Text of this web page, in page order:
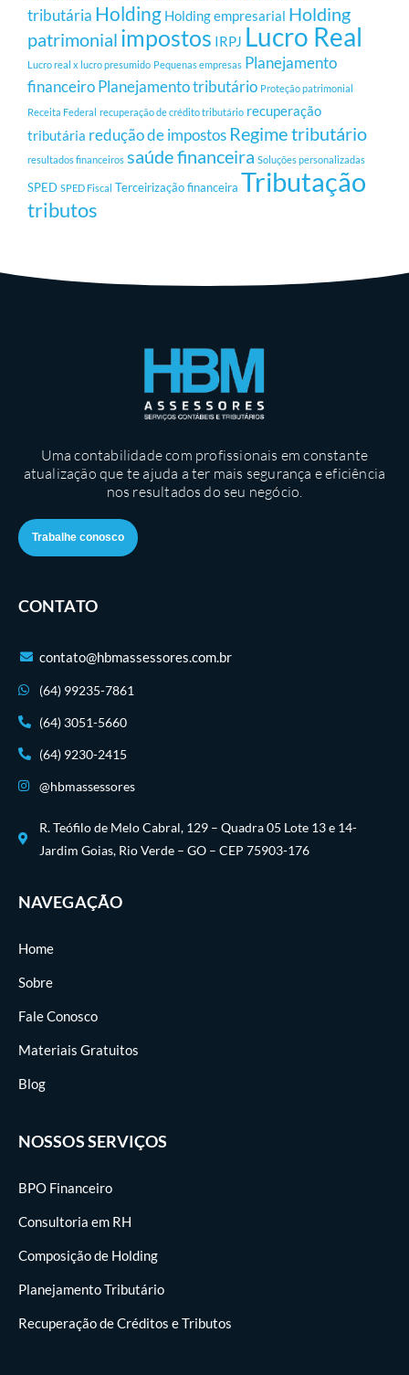
tributária Holding Holding empresarial Holding
patrimonial impostos IRPJ Lucro Real
Lucro real x lucro presumido Pequenas empresas Planejamento
financeiroPlanejamento tributário Proteção patrimonial
Receita Federal recuperação de crédito tributário recuperação
tributária redução de impostos Regime tributário
resultados financeiros saúde financeira Soluções personalizadas
SPED SPED Fiscal Terceirização financeira Tributação
tributos
Uma contabilidade com profissionais em constante
atualização que te ajuda a ter mais segurança e eficiência
nos resultados do seu negócio.
Trabalhe conosco
CONTATO
contato@hbmassessores.com.br
(64) 99235-7861
(64) 3051-5660
(64) 9230-2415
@hbmassessores
R. Teófilo de Melo Cabral, 129 – Quadra 05 Lote 13 e 14-
Jardim Goias, Rio Verde – GO – CEP 75903-176
NAVEGAÇÃO
Home
Sobre
Fale Conosco
Materiais Gratuitos
Blog
NOSSOS SERVIÇOS
BPO Financeiro
Consultoria em RH
Composição de Holding
Planejamento Tributário
Recuperação de Créditos e Tributos